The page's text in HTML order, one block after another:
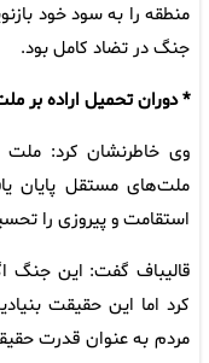
منطقه را به سود خود
جنگ در تضاد کامل بود.
* دوران تحمیل اراده بر
وی خاطرنشان کرد: ملت
ملت‌های مستقل پایان
استقامت و پیروزی را
قالیباف گفت: این جنگ
کرد اما این حقیقت
مردم به عنوان قدرت